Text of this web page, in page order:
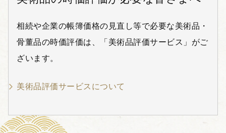
相続や企業の帳簿価格の見直し等で必要な美術品・
骨董品の時価評価は、「美術品評価サービス」がご
ざいます。
美術品評価サービスについて